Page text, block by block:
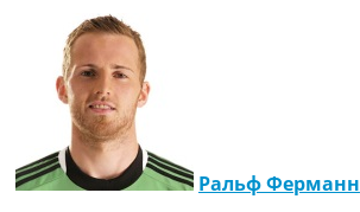
Правила
Коллективный прогноз
Турниры
Чемпионат Мира
Украина. Премьер-Лига
Украина. Первая Лига
Лига Чемпионов
Англия. Премьер Лига
Ральф Ферманн